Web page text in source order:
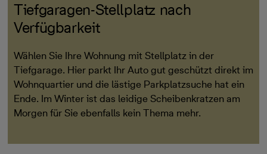
Tiefgaragen-Stellplatz nach
Verfügbarkeit
Wählen Sie Ihre Wohnung mit Stellplatz in der
Tiefgarage. Hier parkt Ihr Auto gut geschützt direkt im
Wohnquartier und die lästige Parkplatzsuche hat ein
Ende. Im Winter ist das leidige Scheibenkratzen am
Morgen für Sie ebenfalls kein Thema mehr.